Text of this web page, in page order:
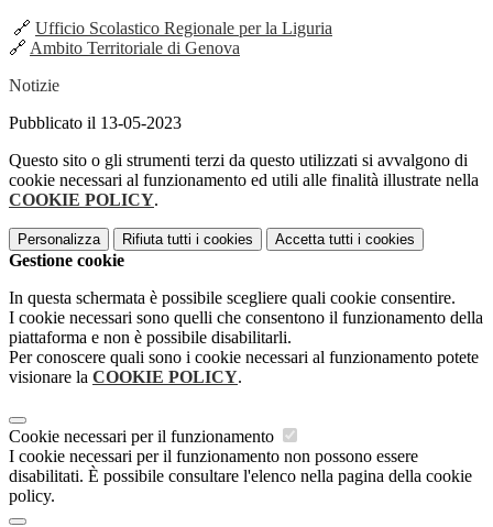
🔗 Ufficio Scolastico Regionale per la Liguria
🔗 Ambito Territoriale di Genova
Notizie
Pubblicato il 13-05-2023
Questo sito o gli strumenti terzi da questo utilizzati si avvalgono di
cookie necessari al funzionamento ed utili alle finalità illustrate nella
COOKIE POLICY.
Personalizza Rifiuta tutti i cookies Accetta tutti i cookies
Gestione cookie
In questa schermata è possibile scegliere quali cookie consentire.
I cookie necessari sono quelli che consentono il funzionamento della
piattaforma e non è possibile disabilitarli.
Per conoscere quali sono i cookie necessari al funzionamento potete
visionare la COOKIE POLICY.
Cookie necessari per il funzionamento
I cookie necessari per il funzionamento non possono essere
disabilitati. È possibile consultare l'elenco nella pagina della cookie
policy.